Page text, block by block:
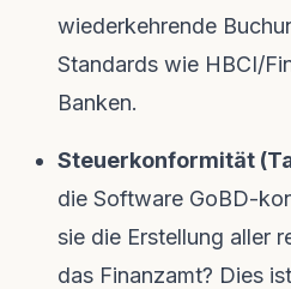
wiederkehrende
Standards wie HBCI/
Banken.
Steuerkonformität
die Software GoBD-
sie die Erstellung aller
das Finanzamt? Dies